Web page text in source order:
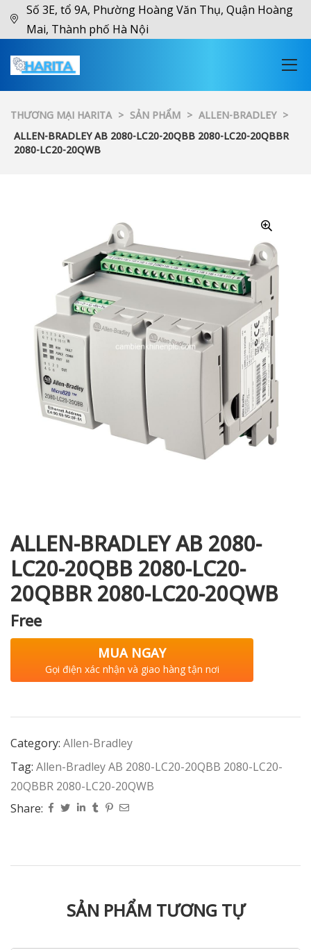
Số 3E, tổ 9A, Phường Hoàng Văn Thụ, Quận Hoàng
Mai, Thành phố Hà Nội
THƯƠNG MẠI HARITA > SẢN PHẨM > ALLEN-BRADLEY >
ALLEN-BRADLEY AB 2080-LC20-20QBB 2080-LC20-20QBBR
2080-LC20-20QWB
ALLEN-BRADLEY AB 2080-
LC20-20QBB 2080-LC20-
20QBBR 2080-LC20-20QWB
Free
MUA NGAY
Gọi điện xác nhận và giao hàng tận nơi
Category: Allen-Bradley
Tag: Allen-Bradley AB 2080-LC20-20QBB 2080-LC20-
20QBBR 2080-LC20-20QWB
Share:
SẢN PHẨM TƯƠNG TỰ